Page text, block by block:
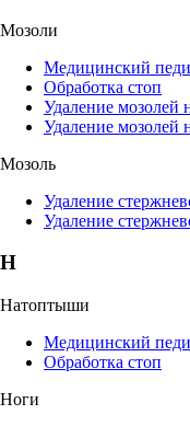
Мозоли
Медицинский
Обработка стоп
Удаление мозолей
Удаление мозолей
Мозоль
Удаление
Удаление
Н
Натоптыши
Медицинский
Обработка стоп
Ноги